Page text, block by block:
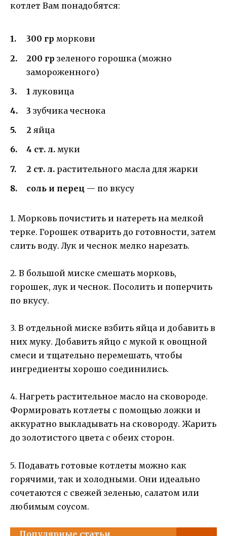
котлет Вам понадобятся:
300 гр моркови
200 гр зеленого горошка (можно
замороженного)
1 луковица
3 зубчика чеснока
2 яйца
4 ст. л. муки
2 ст. л. растительного масла для жарки
соль и перец — по вкусу
1. Морковь почистить и натереть на мелкой
терке. Горошек отварить до готовности, затем
слить воду. Лук и чеснок мелко нарезать.
2. В большой миске смешать морковь,
горошек, лук и чеснок. Посолить и поперчить
по вкусу.
3. В отдельной миске взбить яйца и добавить в
них муку. Добавить яйцо с мукой к овощной
смеси и тщательно перемешать, чтобы
ингредиенты хорошо соединились.
4. Нагреть растительное масло на сковороде.
Формировать котлеты с помощью ложки и
аккуратно выкладывать на сковороду. Жарить
до золотистого цвета с обеих сторон.
5. Подавать готовые котлеты можно как
горячими, так и холодными. Они идеально
сочетаются с свежей зеленью, салатом или
любимым соусом.
Популярные статьи